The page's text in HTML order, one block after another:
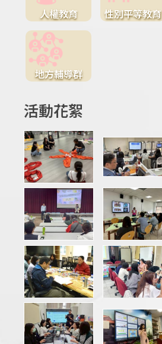
人權教育 性別平等教育
地方輔導群
活動花絮